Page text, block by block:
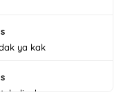
ya kak
dicoba